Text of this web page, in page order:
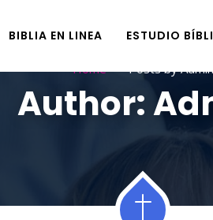
BIBLIA EN LINEA ESTUDIO
Home Posts by Admin
Author: